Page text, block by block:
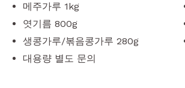
메주가루 1kg
엿기름 800g
생콩가루/볶음콩가루 280g
대용량 별도 문의